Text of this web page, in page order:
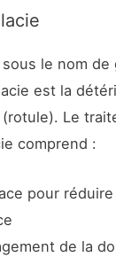
le nom de
est la
Le
comprend :
pour réduire
de la